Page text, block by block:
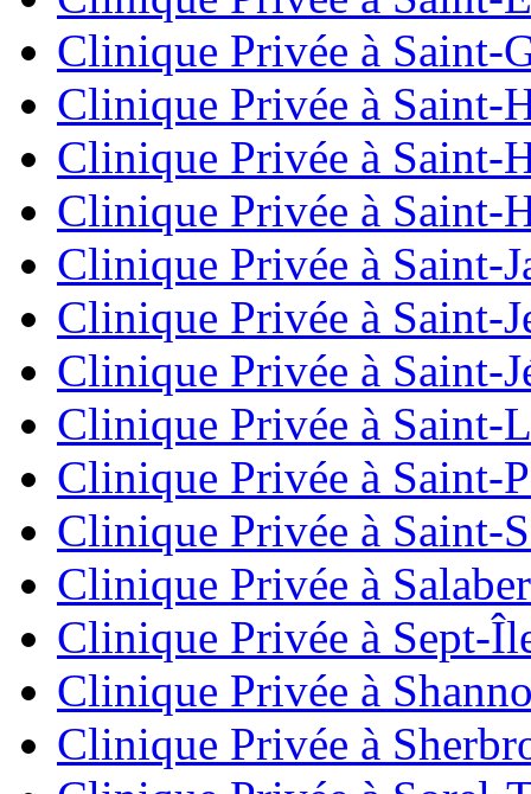
Clinique Privée à Saint-
Clinique Privée à Saint-
Clinique Privée à Saint-
Clinique Privée à Saint-
Clinique Privée à Saint-
Clinique Privée à Saint-
Clinique Privée à Saint-
Clinique Privée à Saint-
Clinique Privée à Saint-
Clinique Privée à Saint-
Clinique Privée à
Clinique Privée à Sept-
Clinique Privée à
Clinique Privée à